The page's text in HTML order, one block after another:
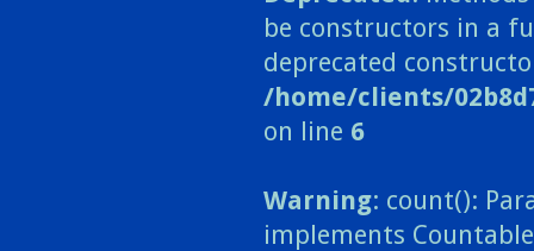
be constructors in a
deprecated
/home/clients/
on line 6
Warning: count():
implements